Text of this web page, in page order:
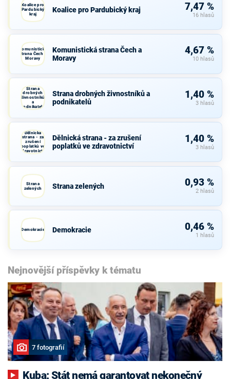
Koalice pro
Pardubický
kraj
Koalice pro Pardubický kraj 7,47 %
16 hlasů
Komunistická
strana Čech a
Moravy
Komunistická strana Čech a
Moravy
4,67 %
10 hlasů
Strana
drobných
živnostníků
a
podnikatelů
Strana drobných živnostníků a
podnikatelů
1,40 %
3 hlasů
Dělnická
strana - za
zrušení
poplatků ve
zdravotnictví
Dělnická strana - za zrušení
poplatků ve zdravotnictví
1,40 %
3 hlasů
Strana
zelených
Strana zelených 0,93 %
2 hlasů
Demokracie Demokracie 0,46 %
1 hlasů
Nejnovější příspěvky k tématu
7 fotografií